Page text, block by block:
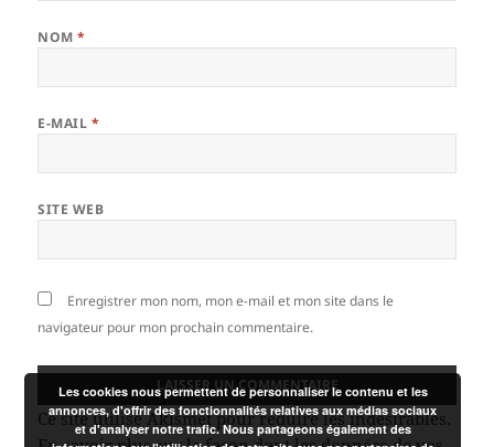
NOM*
E-MAIL *
SITE WEB
Enregistrer mon nom, mon e-mail et mon site dans le
navigateur pour mon prochain commentaire.
Ce site utilise Akismet pour réduire les indésirables.
Les cookies nous permettent de personnaliser le contenu et les
annonces, d'offrir des fonctionnalités relatives aux médias sociaux
et d'analyser notre trafic. Nous partageons également des